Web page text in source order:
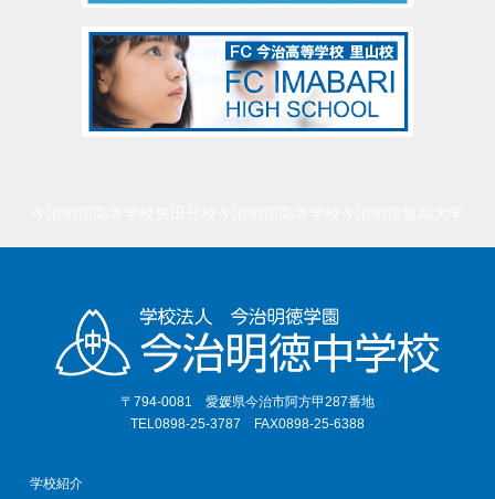
〒794-0081 愛媛県今治市阿方甲287番地
TEL0898-25-3787 FAX0898-25-6388
学校紹介